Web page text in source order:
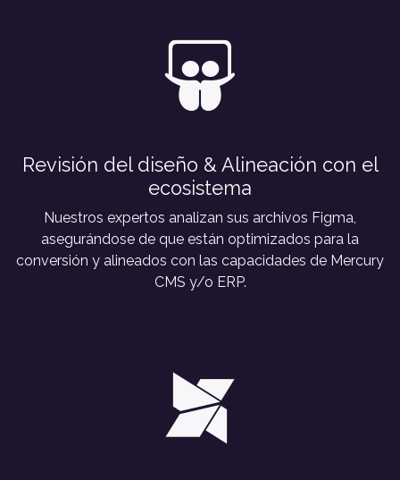
Revisión del diseño & Alineación con el
ecosistema
Nuestros expertos analizan sus archivos Figma,
asegurándose de que están optimizados para la
conversión y alineados con las capacidades de Mercury
CMS y/o ERP.